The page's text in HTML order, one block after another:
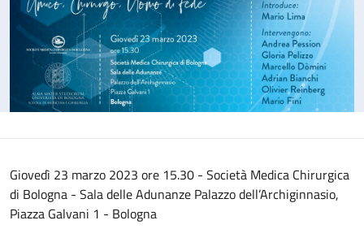
Giovedì 23 marzo 2023 ore 15.30 - Società Medica Chirurgica
di Bologna - Sala delle Adunanze Palazzo dell’Archiginnasio,
Piazza Galvani 1 - Bologna